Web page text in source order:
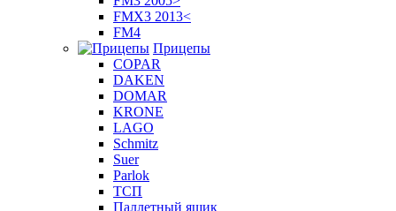
FMX3 2013<
FM4
Прицепы
COPAR
DAKEN
DOMAR
KRONE
LAGO
Schmitz
Suer
Parlok
ТСП
Паллетный ящик